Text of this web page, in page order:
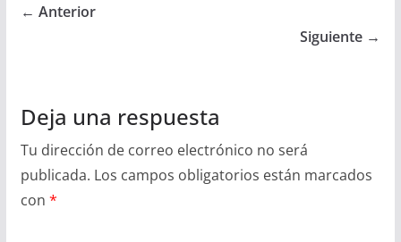
← Anterior
Siguiente →
Deja una respuesta
Tu dirección de correo electrónico no será
publicada. Los campos obligatorios están marcados
con *